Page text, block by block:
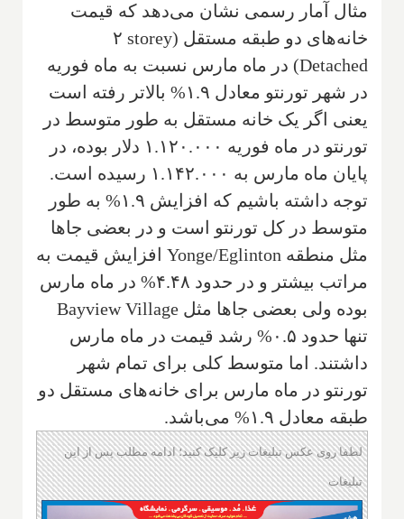
مثال آمار رسمی نشان می‌دهد که قیمت
خانه‌های دو طبقه مستقل (۲ storey
Detached) در ماه مارس نسبت به ماه فوریه
در شهر تورنتو معادل ۱.۹% بالاتر رفته است
یعنی اگر یک خانه مستقل به طور متوسط در
تورنتو در ماه فوریه ۱.۱۲۰.۰۰۰ دلار بوده، در
پایان ماه مارس به ۱.۱۴۲.۰۰۰ رسیده است.
توجه داشته باشیم که افزایش ۱.۹% به طور
متوسط در کل تورنتو است و در بعضی جاها
مثل منطقه Yonge/Eglinton افزایش قیمت به
مراتب بیشتر و در حدود ۴.۴۸% در ماه مارس
بوده ولی بعضی جاها مثل Bayview Village
تنها حدود ۰.۵% رشد قیمت در ماه مارس
داشتند. اما متوسط کلی برای تمام شهر
تورنتو در ماه مارس برای خانه‌های مستقل دو
طبقه معادل ۱.۹% می‌باشد.
لطفا روی عکس تبلیغات زیر کلیک کنید؛ ادامه مطلب پس از این
تبلیغات